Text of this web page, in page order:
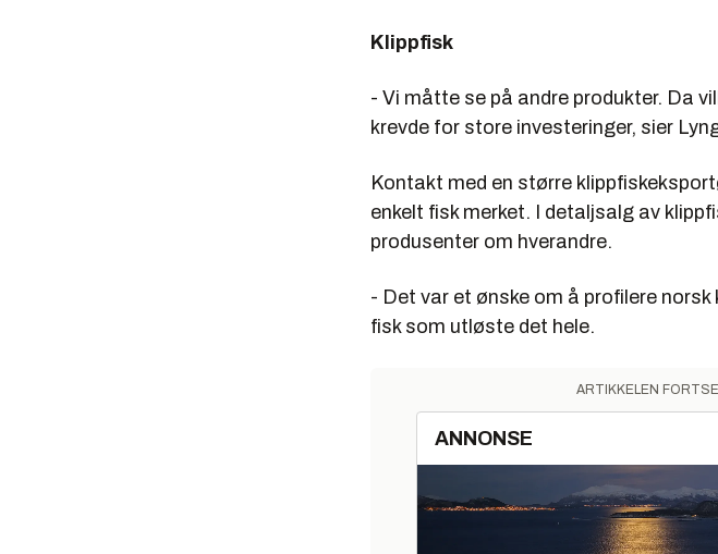
Klippfisk
- Vi måtte se på andre produkter. Da
krevde for store investeringer, sier
Kontakt med en større
enkelt fisk merket. I detaljsalg av
produsenter om hverandre.
- Det var et ønske om å profilere
fisk som utløste det hele.
ARTIKKELEN
ANNONSE